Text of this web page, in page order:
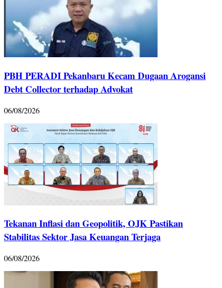
PBH PERADI Pekanbaru Kecam Dugaan Arogansi
Debt Collector terhadap Advokat
06/08/2026
Tekanan Inflasi dan Geopolitik, OJK Pastikan
Stabilitas Sektor Jasa Keuangan Terjaga
06/08/2026